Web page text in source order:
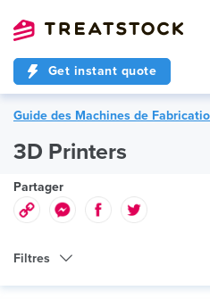
Get instant quote
Guide des Machines de
3D Printers
Partager
Filtres